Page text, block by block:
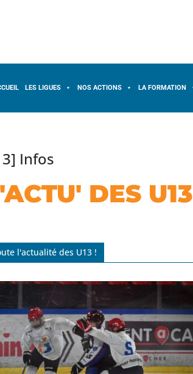
LES LIGUES NOS ACTIONS LA FORMATION
Infos
DES U13
l'actualité des U13 !